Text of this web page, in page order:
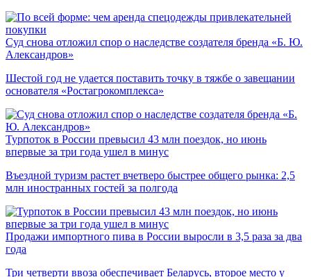
Суд снова отложил спор о наследстве создателя бренда «Б. Ю.
Александров»
Шестой год не удается поставить точку в тяжбе о завещании
основателя «Ростагрокомплекса»
Турпоток в России превысил 43 млн поездок, но июнь
впервые за три года ушел в минус
Въездной туризм растет вчетверо быстрее общего рынка: 2,5
млн иностранных гостей за полгода
Продажи импортного пива в России выросли в 3,5 раза за два
года
Три четверти ввоза обеспечивает Беларусь, второе место у